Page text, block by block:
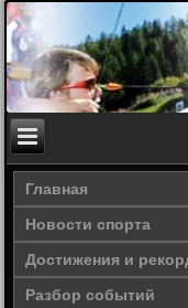
Главная
Новости спорта
Достижения и
Разбор событий